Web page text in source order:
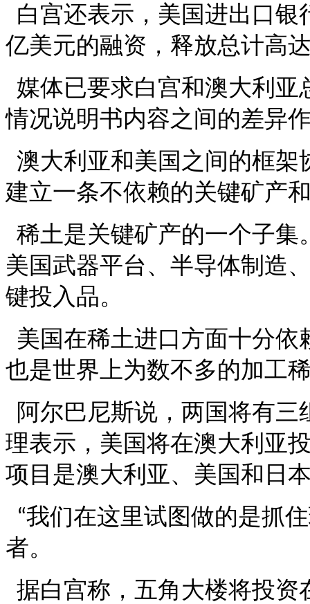
白宫还表示，美国进出口
亿美元的融资，释放总计高
媒体已要求白宫和澳大利
情况说明书内容之间的差异
澳大利亚和美国之间的框
建立一条不依赖的关键矿产
稀土是关键矿产的一个子
美国武器平台、半导体制造
键投入品。
美国在稀土进口方面十分
也是世界上为数不多的加工
阿尔巴尼斯说，两国将有
理表示，美国将在澳大利亚
项目是澳大利亚、美国和日
“我们在这里试图做的是抓
者。
据白宫称，五角大楼将投资